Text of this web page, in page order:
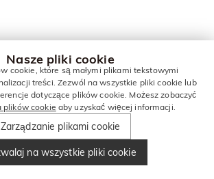
Nasze pliki cookie
cookie, które są małymi plikami tekstowymi
treści. Zezwól na wszystkie pliki cookie lub
dotyczące plików cookie. Możesz zobaczyć
plików cookie aby uzyskać więcej informacji.
Zarządzanie plikami cookie
na wszystkie pliki cookie